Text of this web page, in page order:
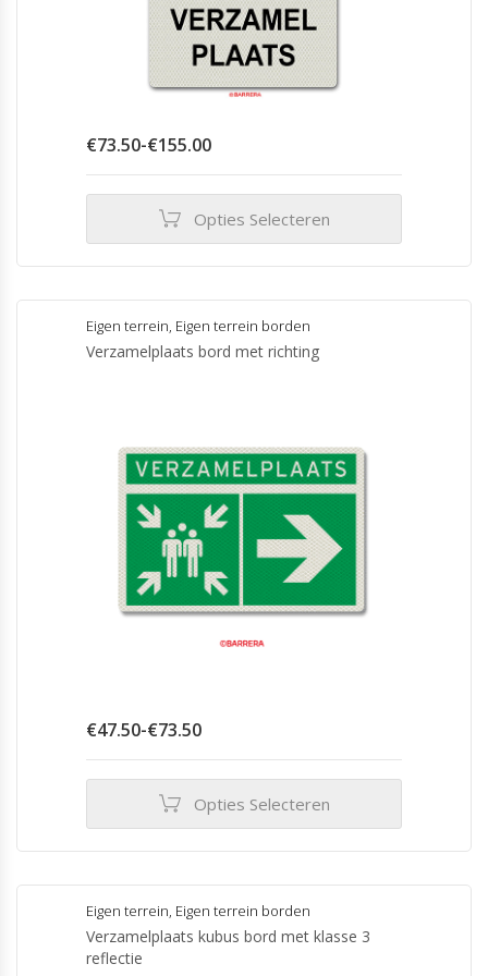
€73.50-€155.00Prijsklasse:
€155.00
Opties Selecteren
heeft
meerdere
variaties.
Deze
worden
productpagina
Eigen terrein, Eigen terrein borden
Verzamelplaats bord met richting
€47.50-€73.50Prijsklasse:
€73.50
Opties Selecteren
heeft
meerdere
variaties.
Deze
optie
Eigen terrein, Eigen terrein borden
Verzamelplaats kubus bord met klasse 3
reflectie